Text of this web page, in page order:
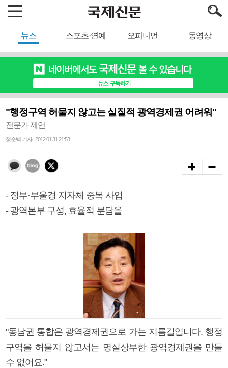
뉴스 스포츠·연예 오피니언 동영상
"행정구역 허물지 않고는 실질적 광역경제권 어려워"
전문가 제언
정순백 기자 | 2012.01.31 21:53
- 정부·부울경 지자체 중복 사업
- 광역본부 구성, 효율적 분담을
"동남권 통합은 광역경제권으로 가는 지름길입니다. 행정
구역을 허물지 않고서는 명실상부한 광역경제권을 만들
수 없어요."